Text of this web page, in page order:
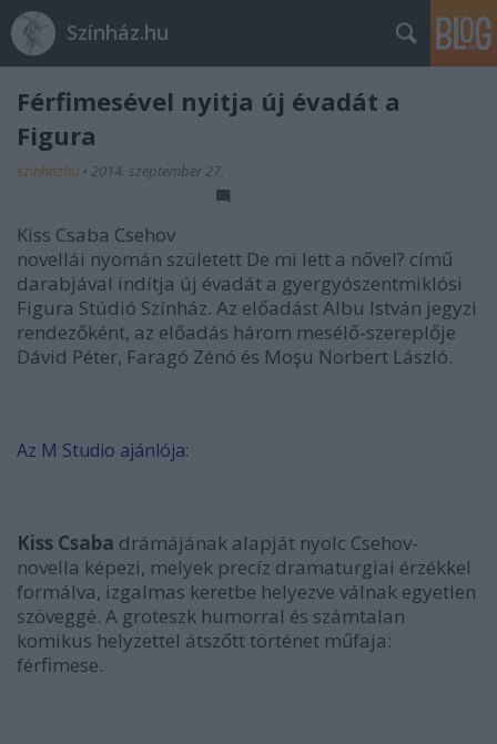
Színház.hu
Férfimesével nyitja új évadát a
Figura
szinhazhu • 2014. szeptember 27.
Kiss Csaba Csehov
novellái nyomán született De mi lett a nővel? című
darabjával indítja új évadát a gyergyószentmiklósi
Figura Stúdió Színház. Az előadást Albu István jegyzi
rendezőként, az előadás három mesélő-szereplője
Dávid Péter, Faragó Zénó és Moşu Norbert László.
Az M Studio ajánlója:
Kiss Csaba drámájának alapját nyolc Csehov-
novella képezi, melyek precíz dramaturgiai érzékkel
formálva, izgalmas keretbe helyezve válnak egyetlen
szöveggé. A groteszk humorral és számtalan
komikus helyzettel átszőtt történet műfaja:
férfimese.